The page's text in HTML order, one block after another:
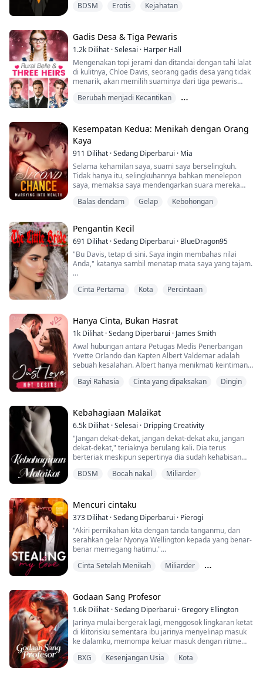
berteriak. Aku bisa merasakan bagaimana dia
baik-baik saja, Sayang? Boleh aku bercinta denganmu
sekarang?" ..."
Namaku Danielle Wilson, aku ber...
BDSM Erotis Kejahatan
Gadis Desa & Tiga Pewaris
1.2k Dilihat ·Selesai · Harper Hall
Mengenakan topi jerami dan ditandai dengan tahi lalat
di kulitnya, Chloe Davis, seorang gadis desa yang tidak
menarik, akan memilih suaminya dari tiga pewaris
Dihina oleh Michael, diejek oleh Liam, dan dipandang
menanggalkan penyamarannya dan mengungkapkan
kecantikannya yang sebenarnya, k...
Berubah menjadi Kecantikan
Kesempatan Kedua: Menikah dengan Orang
Kaya
911 Dilihat ·Sedang Diperbarui · Mia
Selama kehamilan saya, suami saya berselingkuh.
Tidak hanya itu, selingkuhannya bahkan menelepon
saya, memaksa saya mendengarkan suara mereka
saya menghina saya, menyebut saya "babi gemuk."
saya keguguran.
Dengan hati yang hancur, saya memutuskan untuk
meninggalkan pria yang penuh kebencian ini d...
Balas dendam Gelap Kebohongan
Pengantin Kecil
691 Dilihat ·Sedang Diperbarui · BlueDragon95
"Bu Davis, tetap di sini. Saya ingin membahas nilai
Anda," katanya sambil menatap mata saya yang tajam.
harus pergi," jawab saya, menatap matanya dengan
menghabiskan waktu dengannya, dan itu membuat
saya semakin cemburu. Saya keluar dari kantornya
dengan lan...
Cinta Pertama Kota Percintaan
Hanya Cinta, Bukan Hasrat
1k Dilihat ·Sedang Diperbarui · James Smith
Awal hubungan antara Petugas Medis Penerbangan
Yvette Orlando dan Kapten Albert Valdemar adalah
sebuah kesalahan. Albert hanya menikmati keintiman
sendiri dengan mencari cinta dari Albert. Pernikahan
dalam pernikahan ini, dan ketika dia pergi...
Bayi Rahasia Cinta yang dipaksakan Dingin
Kebahagiaan Malaikat
6.5k Dilihat ·Selesai · Dripping Creativity
"Jangan dekat-dekat, jangan dekat-dekat aku, jangan
dekat-dekat," teriaknya berulang kali. Dia terus
berteriak meskipun sepertinya dia sudah kehabisan
untuk mengetahui apa yang sebenarnya terjadi. Tapi
"Diam, dong!" dia mengaum padanya. Dia terdiam dan
Zane melihat air mata mulai meng...
BDSM Bocah nakal Miliarder
Mencuri cintaku
373 Dilihat ·Sedang Diperbarui · Pierogi
"Akiri pernikahan kita dengan tanda tanganmu, dan
serahkan gelar Nyonya Wellington kepada yang benar-
benar memegang hatimu."
Pernikahan tiga tahun Evelyn Taylor dengan Edward
kasih sayangnya hanya untuk orang lain. Dengan
pasrah, Evelyn menandatangani surat cerai dan
mengambil kembali hidupnya, melangka...
Cinta Setelah Menikah
Miliarder
Godaan Sang Profesor
1.6k Dilihat ·Sedang Diperbarui ·Gregory Ellington
Jarinya mulai bergerak lagi, menggosok lingkaran ketat
di klitorisku sementara ibu jarinya menyelinap masuk
ke dalamku, memompa keluar masuk dengan ritme
Aku mengerang ke dalam mulutnya, tubuhku bergerak
BXG Kesenjangan Usia Kota